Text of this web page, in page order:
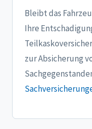
Bleibt das
Ihre
zur Absicherung